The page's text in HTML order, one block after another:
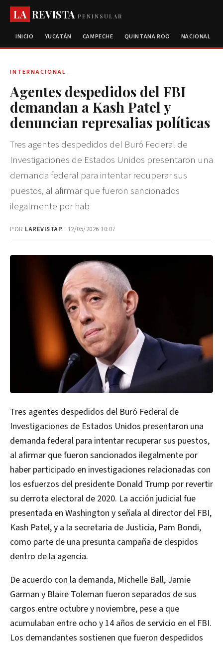
LA REVISTAPENINSULAR
INICIO YUCATÁN CAMPECHE QUINTANA ROO NACIONAL
INTERNACIONAL
Agentes despedidos del FBI
demandan a Kash Patel y
denuncian represalias políticas
Tres agentes despedidos del Buró Federal de
Investigaciones de Estados Unidos presentaron una
demanda federal para intentar recuperar sus
puestos, al afirmar que fueron sancionados
ilegalmente por hab
POR LAREVISTAP · 12/05/2026 10:07
Tres agentes despedidos del Buró Federal de
Investigaciones de Estados Unidos presentaron una
demanda federal para intentar recuperar sus puestos,
al afirmar que fueron sancionados ilegalmente por
haber participado en investigaciones relacionadas con
los esfuerzos del presidente Donald Trump por revertir
su derrota electoral de 2020. La acción judicial fue
presentada en Washington y señala al director del FBI,
Kash Patel, y a la secretaria de Justicia, Pam Bondi,
como parte de una presunta campaña de despidos
dentro de la agencia.
De acuerdo con la demanda, Michelle Ball, Jamie
Garman y Blaire Toleman fueron separados de sus
cargos entre octubre y noviembre, pese a que
acumulaban entre ocho y 14 años de servicio en el FBI.
Los demandantes sostienen que fueron despedidos